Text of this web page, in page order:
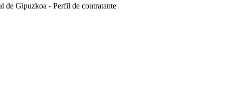
de Gipuzkoa - Perfil de contratante